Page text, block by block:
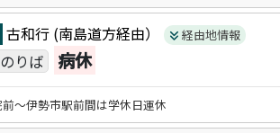
古和行 (南島道方経由） 経由地情報
りば 病休
～伊勢市駅前間は学休日運休